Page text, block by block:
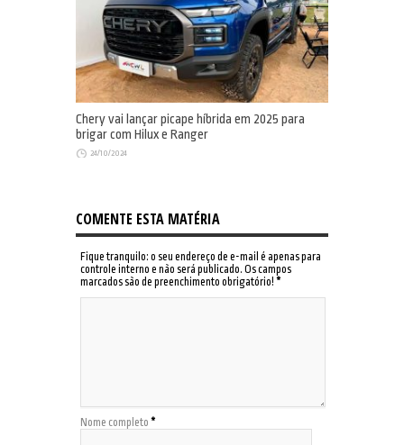
Chery vai lançar picape híbrida em 2025 para
brigar com Hilux e Ranger
24/10/2024
COMENTE ESTA MATÉRIA
Fique tranquilo: o seu endereço de e-mail é apenas para
controle interno e não será publicado. Os campos
marcados são de preenchimento obrigatório! *
Nome completo *